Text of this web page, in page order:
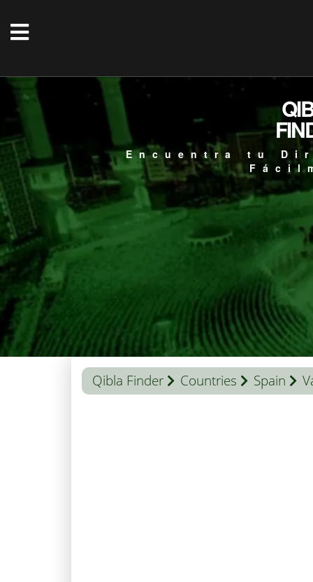
Encuentra tu
Qibla Finder Countries Spain